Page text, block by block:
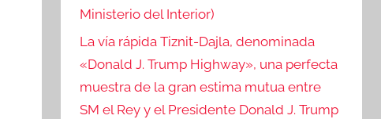
Ministerio del Interior)
La vía rápida Tiznit-Dajla, denominada
«Donald J. Trump Highway», una perfecta
muestra de la gran estima mutua entre
SM el Rey y el Presidente Donald J. Trump